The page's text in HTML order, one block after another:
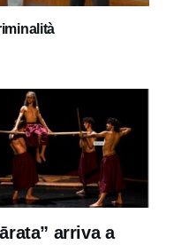
arriva a